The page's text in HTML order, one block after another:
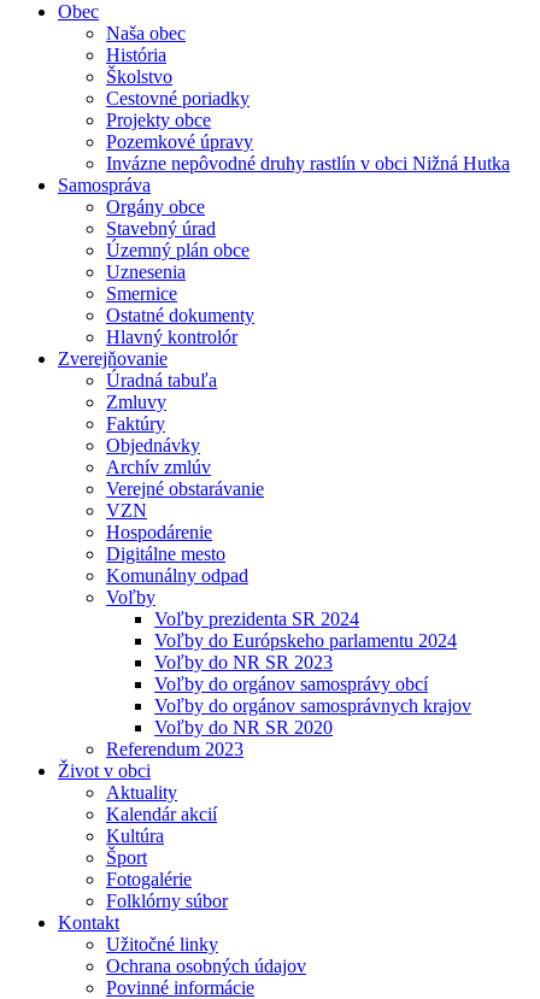
Obec
Naša obec
História
Školstvo
Cestovné poriadky
Projekty obce
Pozemkové úpravy
Invázne nepôvodné druhy rastlín v obci Nižná Hutka
Samospráva
Orgány obce
Stavebný úrad
Územný plán obce
Uznesenia
Smernice
Ostatné dokumenty
Hlavný kontrolór
Zverejňovanie
Úradná tabuľa
Zmluvy
Faktúry
Objednávky
Archív zmlúv
Verejné obstarávanie
VZN
Hospodárenie
Digitálne mesto
Komunálny odpad
Voľby
Voľby prezidenta SR 2024
Voľby do Európskeho parlamentu 2024
Voľby do NR SR 2023
Voľby do orgánov samosprávy obcí
Voľby do orgánov samosprávnych krajov
Voľby do NR SR 2020
Referendum 2023
Život v obci
Aktuality
Kalendár akcií
Kultúra
Šport
Fotogalérie
Folklórny súbor
Kontakt
Užitočné linky
Ochrana osobných údajov
Povinné informácie